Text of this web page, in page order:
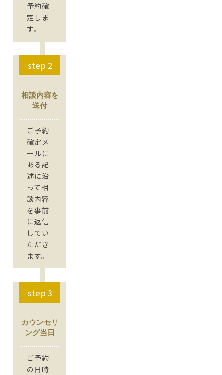
予約確
定しま
す。
step 2
相談内容を
送付
ご予約
確定メ
ールに
ある記
述に沿
って相
談内容
を事前
に返信
してい
ただき
ます。
step 3
カウンセリ
ング当日
ご予約
の日時